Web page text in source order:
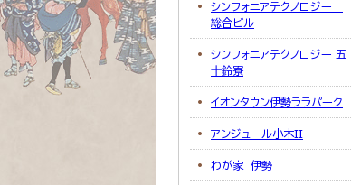
シンフォニアテクノロジー
総合ビル
シンフォニアテクノロジー 五
十鈴寮
イオンタウン伊勢ララパーク
アンジュール小木II
わが家 伊勢